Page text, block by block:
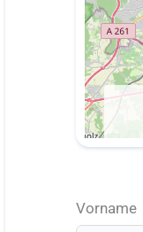
Vorname